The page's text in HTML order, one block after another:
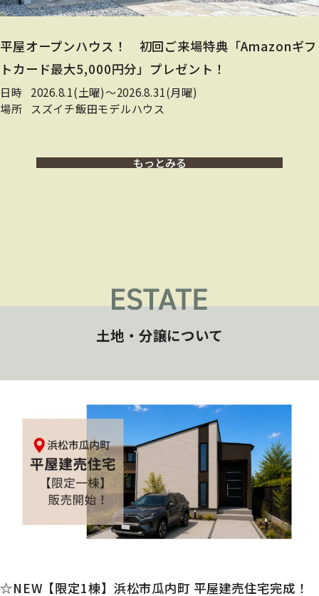
平屋オープンハウス！ 初回ご来場特典「Amazonギフ
トカード最大5,000円分」プレゼント！
日時
2026.8.1(土曜)〜2026.8.31(月曜)
場所
スズイチ飯田モデルハウス
もっとみる
土地・分譲について
☆NEW【限定1棟】浜松市瓜内町 平屋建売住宅完成！